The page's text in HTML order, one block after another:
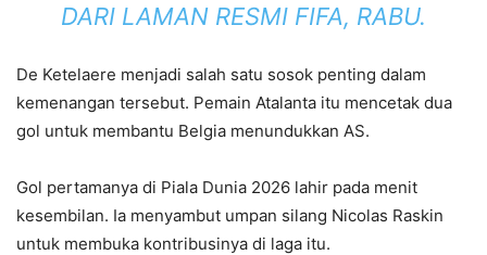
DARI LAMAN RESMI FIFA, RABU.
De Ketelaere menjadi salah satu sosok penting dalam
kemenangan tersebut. Pemain Atalanta itu mencetak dua
gol untuk membantu Belgia menundukkan AS.
Gol pertamanya di Piala Dunia 2026 lahir pada menit
kesembilan. Ia menyambut umpan silang Nicolas Raskin
untuk membuka kontribusinya di laga itu.